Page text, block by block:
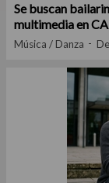
Se buscan
multimedia en
Música / Danza